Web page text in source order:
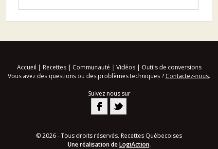
Accueil | Recettes| Communauté | Vidéos| Outils de conversions
Vous avez des questions ou des problèmes techniques ? Contactez-nous.
Suivez nous sur
© 2026 - Tous droits réservés. Recettes Québecoises
Une réalisation deLogiAction.